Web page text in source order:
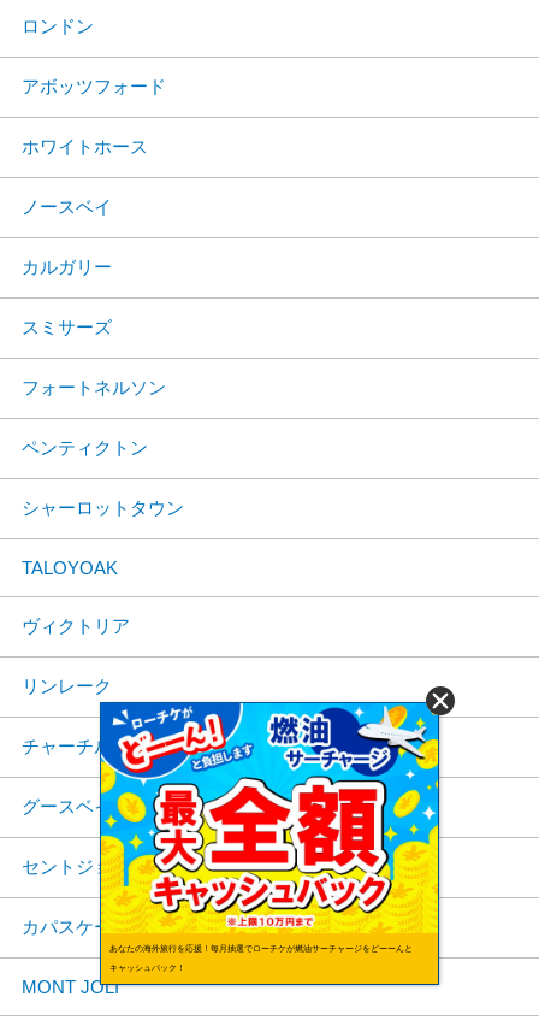
ロンドン
アボッツフォード
ホワイトホース
ノースベイ
カルガリー
スミサーズ
フォートネルソン
ペンティクトン
シャーロットタウン
TALOYOAK
ヴィクトリア
リンレーク
チャーチル
グースベイ
セントジョーンズ
カパスケーシング
MONT JOLI
あなたの海外旅行を応援！毎月抽選でローチケが燃油サーチャージをどーーんと
キャッシュバック！